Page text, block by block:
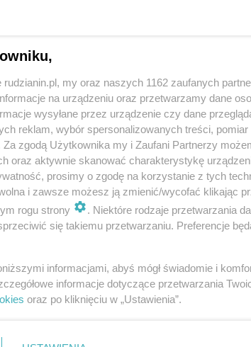
rudzianin.pl, my oraz naszych 1162 zaufanych
na urządzeniu oraz przetwarzamy dane
wysyłane przez urządzenie czy dane
reklam, wybór spersonalizowanych treści,
Za zgodą Użytkownika my i Zaufani Partnerzy
oraz aktywnie skanować charakterystykę
prosimy o zgodę na korzystanie z tych
i zawsze możesz ją zmienić/wycofać klikając
rogu strony
. Niektóre rodzaje przetwarzania
się takiemu przetwarzaniu. Preferencje
informacjami, abyś mógł świadomie i
informacje dotyczące przetwarzania
oraz po kliknięciu w „Ustawienia”.